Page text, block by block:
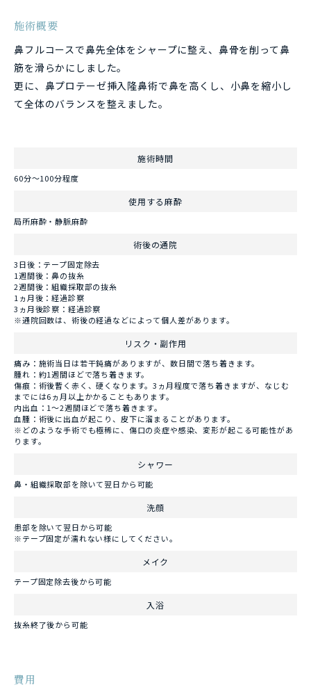
施術概要
鼻フルコースで鼻先全体をシャープに整え、鼻骨を削って鼻
筋を滑らかにしました。
更に、鼻プロテーゼ挿入隆鼻術で鼻を高くし、小鼻を縮小し
て全体のバランスを整えました。
施術時間
60分～100分程度
使用する麻酔
局所麻酔・静脈麻酔
術後の通院
3日後：テープ固定除去
1週間後：鼻の抜糸
2週間後：組織採取部の抜糸
1ヵ月後：経過診察
3ヵ月後診察：経過診察
※通院回数は、術後の経過などによって個人差があります。
リスク・副作用
痛み：施術当日は若干鈍痛がありますが、数日間で落ち着きます。
腫れ：約1週間ほどで落ち着きます。
傷痕：術後暫く赤く、硬くなります。3ヵ月程度で落ち着きますが、なじむ
までには6ヵ月以上かかることもあります。
内出血：1～2週間ほどで落ち着きます。
血腫：術後に出血が起こり、皮下に溜まることがあります。
※どのような手術でも極稀に、傷口の炎症や感染、変形が起こる可能性があ
ります。
シャワー
鼻・組織採取部を除いて翌日から可能
洗顔
患部を除いて翌日から可能
※テープ固定が濡れない様にしてください。
メイク
テープ固定除去後から可能
入浴
抜糸終了後から可能
費用